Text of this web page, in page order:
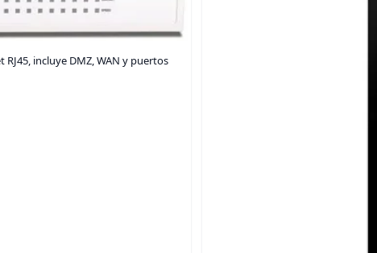
incluye DMZ, WAN y puertos